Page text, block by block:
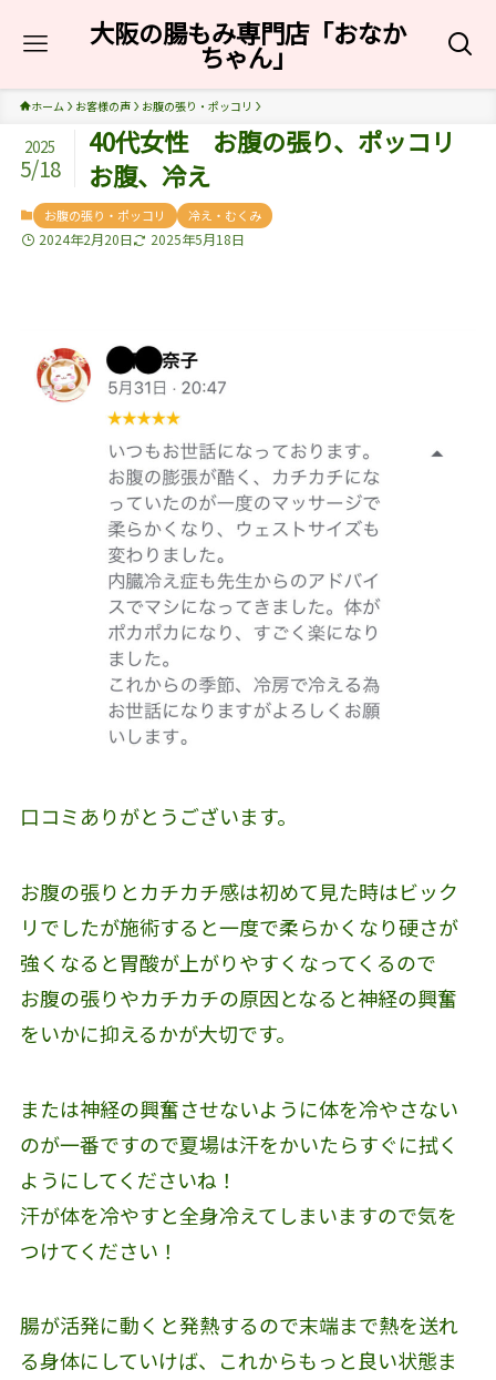
大阪の腸もみ専門店「おなか
ちゃん」
ホーム お客様の声 お腹の張り・ポッコリ
40代女性 お腹の張り、ポッコリ
お腹、冷え
2025
5/18
お腹の張り・ポッコリ 冷え・むくみ
2024年2月20日 2025年5月18日
口コミありがとうございます。
お腹の張りとカチカチ感は初めて見た時はビック
リでしたが施術すると一度で柔らかくなり硬さが
強くなると胃酸が上がりやすくなってくるので
お腹の張りやカチカチの原因となると神経の興奮
をいかに抑えるかが大切です。
または神経の興奮させないように体を冷やさない
のが一番ですので夏場は汗をかいたらすぐに拭く
ようにしてくださいね！
汗が体を冷やすと全身冷えてしまいますので気を
つけてください！
腸が活発に動くと発熱するので末端まで熱を送れ
る身体にしていけば、これからもっと良い状態ま